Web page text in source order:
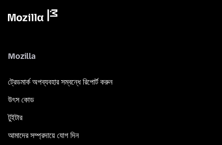
Mozilla
ট্রেডমার্ক অপব্যবহার সম্বন্ধে রিপোর্ট করুন
উৎস কোড
টুইটার
আমাদের সম্প্রদায়ে যোগ দিন